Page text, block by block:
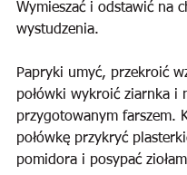
Wymieszać i odstawić na
wystudzenia.
Papryki umyć, przekroić
połówki wykroić ziarnka i
przygotowanym farszem.
połówkę przykryć
pomidora i posypać